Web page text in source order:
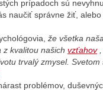
prípadoch sú
naučiť správne žiť,
že všetka
kvalitou našich vzťahov,
trvalý zmysel.
problémov,